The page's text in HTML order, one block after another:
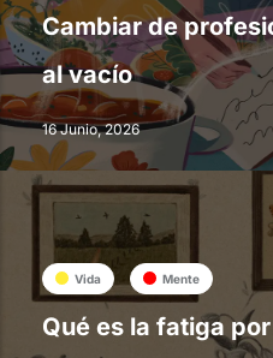
Cambiar de
al vacío
16 Junio, 2026
Vida Mente
Qué es la fatiga